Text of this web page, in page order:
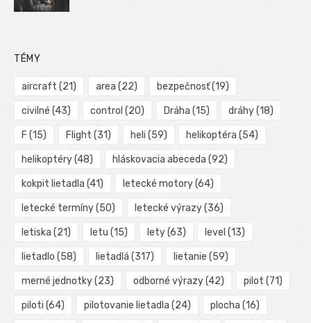
TÉMY
aircraft (21) area (22) bezpečnosť(19)
civilné (43) control (20) Dráha (15) dráhy(18)
F (15) Flight (31) heli (59) helikoptéra (54)
helikoptéry(48) hláskovacia abeceda (92)
kokpit lietadla (41) letecké motory(64)
letecké termíny(50) letecké výrazy(36)
letiska (21) letu (15) lety(63) level (13)
lietadlo (58) lietadlá (317) lietanie (59)
merné jednotky(23) odborné výrazy(42) pilot (71)
piloti (64) pilotovanie lietadla (24) plocha (16)